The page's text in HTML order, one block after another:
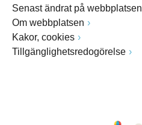
Senast ändrat på webbplatsen
Om webbplatsen
Kakor, cookies
Tillgänglighetsredogörelse